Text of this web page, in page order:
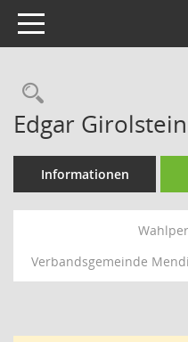
Toggle navigation
Edgar Girolstein
Informationen
Verbandsgemeinde